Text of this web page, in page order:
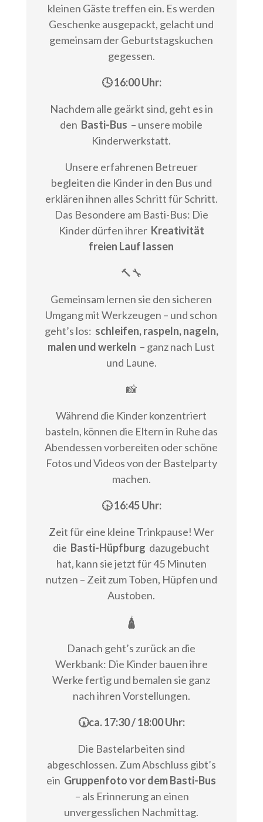
kleinen Gäste treffen ein. Es werden
Geschenke ausgepackt, gelacht und
gemeinsam der Geburtstagskuchen
gegessen.
🕓 16:00 Uhr:
Nachdem alle geärkt sind, geht es in
den Basti-Bus – unsere mobile
Kinderwerkstatt.
Unsere erfahrenen Betreuer
begleiten die Kinder in den Bus und
erklären ihnen alles Schritt für Schritt.
Das Besondere am Basti-Bus: Die
Kinder dürfen ihrer Kreativität
freien Lauf lassen
🔨🔧
Gemeinsam lernen sie den sicheren
Umgang mit Werkzeugen – und schon
geht’s los: schleifen, raspeln, nageln,
malen und werkeln – ganz nach Lust
und Laune.
📸
Während die Kinder konzentriert
basteln, können die Eltern in Ruhe das
Abendessen vorbereiten oder schöne
Fotos und Videos von der Bastelparty
machen.
🕟 16:45 Uhr:
Zeit für eine kleine Trinkpause! Wer
die Basti-Hüpfburg dazugebucht
hat, kann sie jetzt für 45 Minuten
nutzen – Zeit zum Toben, Hüpfen und
Austoben.
🛕
Danach geht’s zurück an die
Werkbank: Die Kinder bauen ihre
Werke fertig und bemalen sie ganz
nach ihren Vorstellungen.
🕠ca. 17:30 / 18:00 Uhr:
Die Bastelarbeiten sind
abgeschlossen. Zum Abschluss gibt’s
ein Gruppenfoto vor dem Basti-Bus
– als Erinnerung an einen
unvergesslichen Nachmittag.